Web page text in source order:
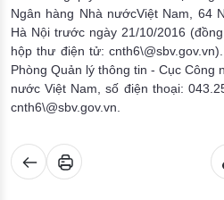
Ngân hàng Nhà nướcViệt Nam, 64
Hà Nội trước ngày 21/10/2016
hộp thư điện tử:
Phòng Quản lý thông tin - Cục Công
nước Việt Nam, số điện thoại:
cnth6\@sbv.gov.vn.